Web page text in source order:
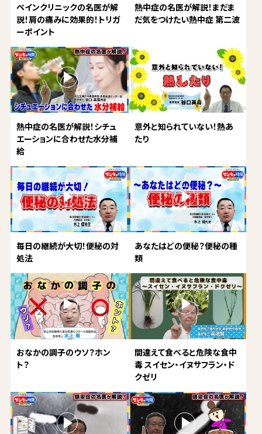
ペインクリニックの名医が解
説！肩の痛みに効果的！トリガ
ーポイント
熱中症の名医が解説！まだま
だ気をつけたい熱中症 第二波
熱中症の名医が解説！シチュ
エーションに合わせた水分補
給
意外と知られていない！熱あ
たり
毎日の継続が大切！便秘の対
処法
あなたはどの便秘？便秘の種
類
おなかの調子のウソ？ホン
ト？
間違えて食べると危険な食中
毒 スイセン・イヌサフラン・ド
クゼリ